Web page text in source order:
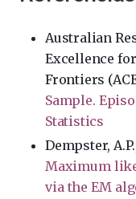
Australian
Excellence
Frontiers
Sample.
Statistics
Dempster,
Maximum
via the EM